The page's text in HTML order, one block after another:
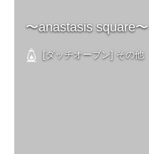
〜anastasis square〜
[ダッチオーブン] その他